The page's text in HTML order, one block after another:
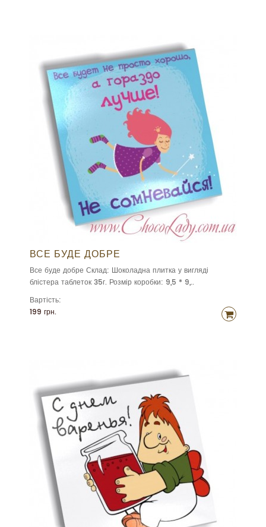
ВСЕ БУДЕ ДОБРЕ
Все буде добре Склад: Шоколадна плитка у вигляді
блістера таблеток 35г. Розмір коробки: 9,5 * 9,..
Вартість:
199 грн.